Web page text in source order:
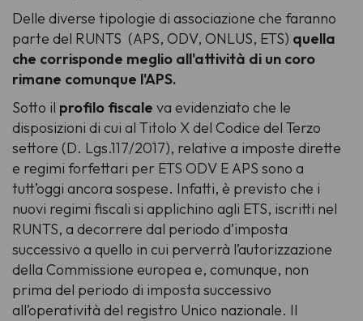
Delle diverse tipologie di associazione che faranno
parte del RUNTS (APS, ODV, ONLUS, ETS) quella
che corrisponde meglio all'attività di un coro
rimane comunque l'APS.
Sotto il profilo fiscale va evidenziato che le
disposizioni di cui al Titolo X del Codice del Terzo
settore (D. Lgs.117/2017), relative a imposte dirette
e regimi forfettari per ETS ODV E APS sono a
tutt’oggi ancora sospese. Infatti, è previsto che i
nuovi regimi fiscali si applichino agli ETS, iscritti nel
RUNTS, a decorrere dal periodo d’imposta
successivo a quello in cui perverrà l’autorizzazione
della Commissione europea e, comunque, non
prima del periodo di imposta successivo
all’operatività del registro Unico nazionale. Il